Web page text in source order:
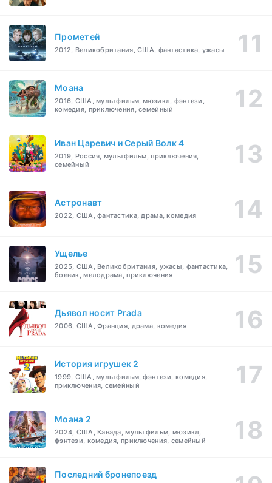
Прометей
2012, Великобритания, США, фантастика, ужасы
Моана
2016, США, мультфильм, мюзикл, фэнтези,
комедия, приключения, семейный
Иван Царевич и Серый Волк 4
2019, Россия, мультфильм, приключения,
семейный
Астронавт
2022, США, фантастика, драма, комедия
Ущелье
2025, США, Великобритания, ужасы, фантастика,
боевик, мелодрама, приключения
Дьявол носит Prada
2006, США, Франция, драма, комедия
История игрушек 2
1999, США, мультфильм, фэнтези, комедия,
приключения, семейный
Моана 2
2024, США, Канада, мультфильм, мюзикл,
фэнтези, комедия, приключения, семейный
Последний бронепоезд